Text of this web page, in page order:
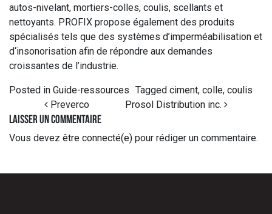
autos-nivelant, mortiers-colles, coulis, scellants et
nettoyants. PROFIX propose également des produits
spécialisés tels que des systèmes d’imperméabilisation et
d‘insonorisation afin de répondre aux demandes
croissantes de l’industrie.
Posted in Guide-ressources Tagged ciment, colle, coulis
Post navigation
Preverco Prosol Distribution inc.
Laisser un commentaire
Vous devez être connecté(e) pour rédiger un commentaire.